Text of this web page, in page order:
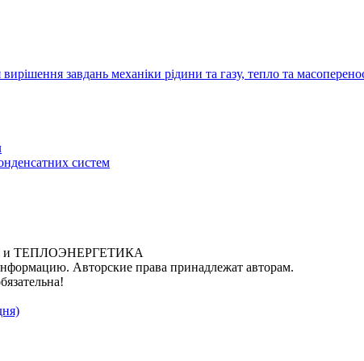
завдань механіки рідини та газу, тепло та
систем
и ТЕПЛОЭНЕРГЕТИКА
Авторские права принадлежат авторам.